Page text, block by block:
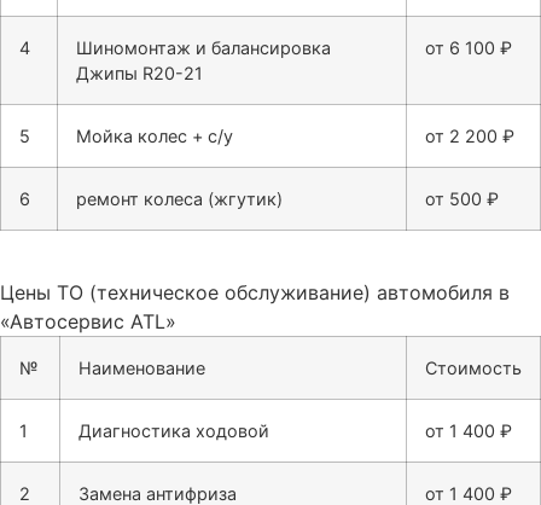
4
Шиномонтаж и балансировка
Джипы R20-21
от 6 100 ₽
5 Мойка колес + с/у от 2 200 ₽
6 ремонт колеса (жгутик) от 500 ₽
Цены ТО (техническое обслуживание) автомобиля в
«Автосервис ATL»
№ Наименование Стоимость
1 Диагностика ходовой от 1 400 ₽
2 Замена антифриза от 1 400 ₽